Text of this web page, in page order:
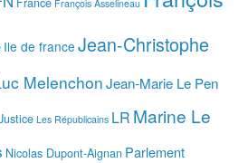
François Asselineau
Ile de france Jean-Christophe
MelenchonJean-Marie Le Pen
Les Républicains LR Marine Le
Nicolas Dupont-Aignan Parlement